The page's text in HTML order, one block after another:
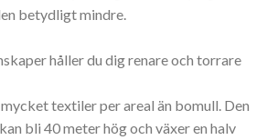
betydligt mindre.
håller du dig renare och torrare
textiler per areal än bomull. Den
bli 40 meter hög och växer en halv